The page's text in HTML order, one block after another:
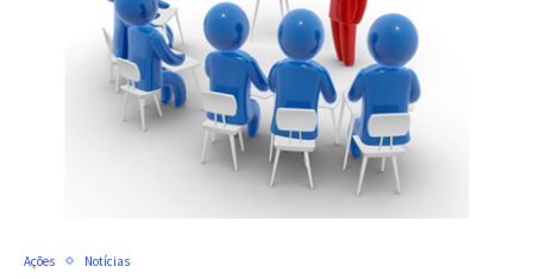
Ações Notícias